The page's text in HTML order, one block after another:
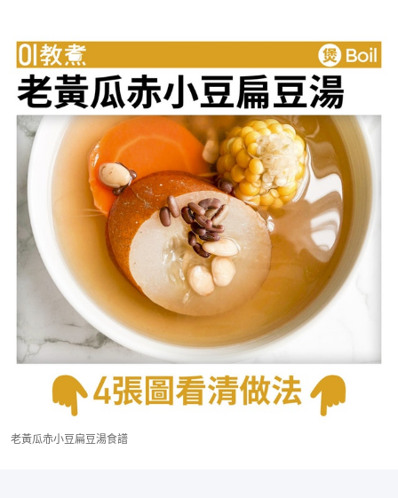
老黃瓜赤小豆扁豆湯食譜